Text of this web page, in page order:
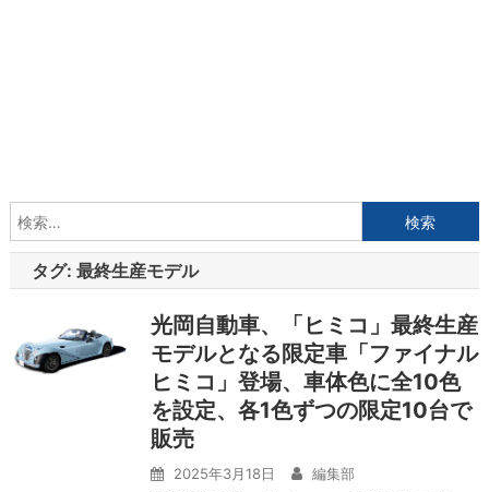
索:
タグ: 最終生産モデル
光岡自動車、「ヒミコ」最終生産
モデルとなる限定車「ファイナル
ヒミコ」登場、車体色に全10色
を設定、各1色ずつの限定10台で
販売
2025年3月18日 編集部